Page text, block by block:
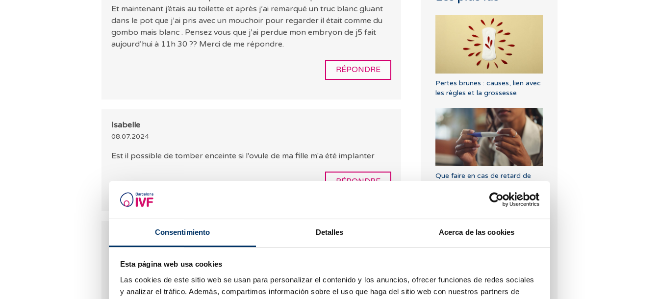
Consentimiento Detalles Acerca de las cookies
Esta página web usa cookies
Las cookies de este sitio web se usan para personalizar el contenido y los anuncios, ofrecer funciones de redes sociales
y analizar el tráfico. Además, compartimos información sobre el uso que haga del sitio web con nuestros partners de
Et maintenant j’étais au toilette et après j’ai remarqué un truc blanc gluant
dans le pot que j’ai pris avec un mouchoir pour regarder il était comme du
gombo mais blanc . Pensez vous que j’ai perdue mon embryon de j5 fait
aujourd’hui à 11h 30 ?? Merci de me répondre.
RÉPONDRE
Isabelle
08.07.2024
Est il possible de tomber enceinte si l'ovule de ma fille m'a été implanter
RÉPONDRE
08.07.2024
J'ai soixante ans et je veux être implanter d'une ovule de ma fille pour
donner naissance à des jumeaux comment cela se déroule t'il
Pertes brunes : causes, lien avec
les règles et la grossesse
Que faire en cas de retard de
Progestérone,quand doit-on